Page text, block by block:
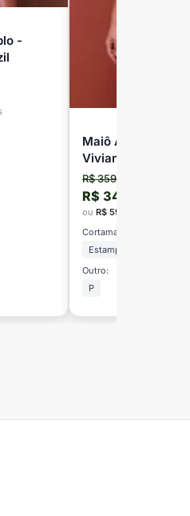
-
Maiô Argola
Vivian Beach
R$ 359,00
R$ 341,05
ou R$ 59,83
Cortamanho:
Estampa Renda
Outro:
P